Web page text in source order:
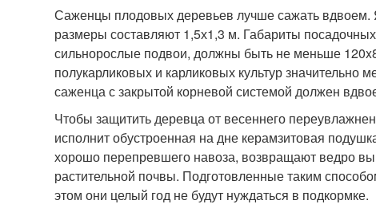
Саженцы плодовых деревьев лучше сажать
размеры составляют 1,5х1,3 м. Габариты
сильнорослые подвои, должны быть не меньше
полукарликовых и карликовых культур
саженца с закрытой корневой системой должен
Чтобы защитить деревца от весеннего
исполнит обустроенная на дне керамзитовая
хорошо перепревшего навоза, возвращают ведро
растительной почвы. Подготовленные таким
этом они целый год не будут нуждаться в подкормке.